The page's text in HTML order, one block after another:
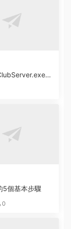
數
]
5個基本步驟
0